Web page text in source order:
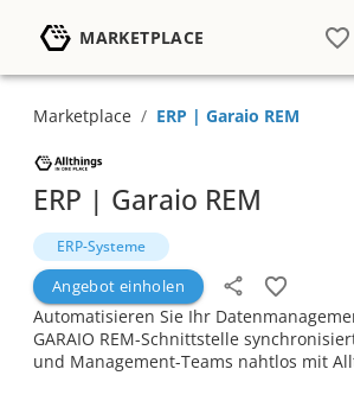
MARKETPLACE
Marketplace / ERP | Garaio REM
ERP | Garaio REM
ERP-Systeme
Angebot einholen
Automatisieren Sie Ihr
GARAIO REM-Schnittstelle
und Management-Teams nahtlos mit